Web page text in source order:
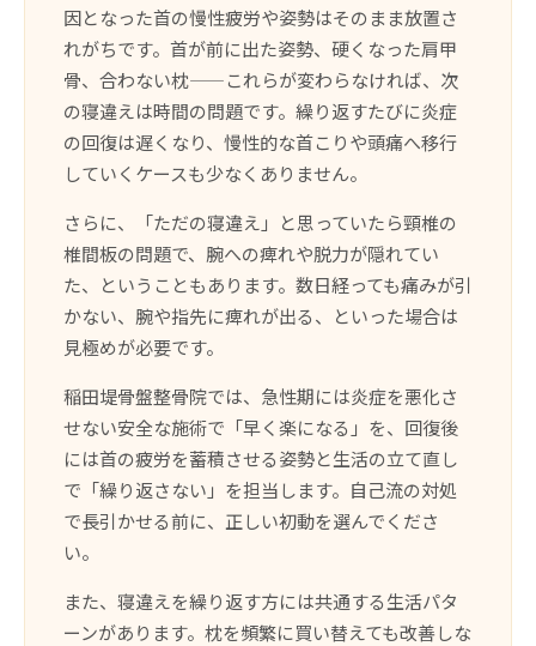
因となった首の慢性疲労や姿勢はそのまま放置さ
れがちです。首が前に出た姿勢、硬くなった肩甲
骨、合わない枕——これらが変わらなければ、次
の寝違えは時間の問題です。繰り返すたびに炎症
の回復は遅くなり、慢性的な首こりや頭痛へ移行
していくケースも少なくありません。
さらに、「ただの寝違え」と思っていたら頸椎の
椎間板の問題で、腕への痺れや脱力が隠れてい
た、ということもあります。数日経っても痛みが引
かない、腕や指先に痺れが出る、といった場合は
見極めが必要です。
稲田堤骨盤整骨院では、急性期には炎症を悪化さ
せない安全な施術で「早く楽になる」を、回復後
には首の疲労を蓄積させる姿勢と生活の立て直し
で「繰り返さない」を担当します。自己流の対処
で長引かせる前に、正しい初動を選んでくださ
い。
また、寝違えを繰り返す方には共通する生活パタ
ーンがあります。枕を頻繁に買い替えても改善しな